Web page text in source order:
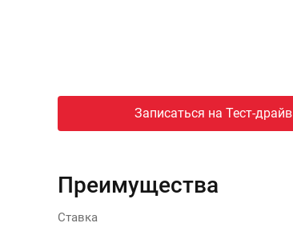
Записаться на Тест-драйв
Преимущества
Ставка